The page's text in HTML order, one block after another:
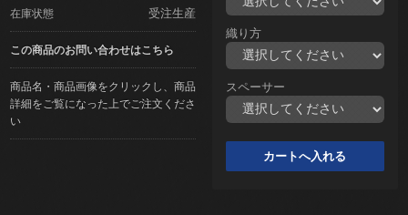
在庫状態 受注生産
この商品のお問い合わせはこちら
商品名・商品画像をクリックし、商品
詳細をご覧になった上でご注文くださ
い
織り方
スペーサー